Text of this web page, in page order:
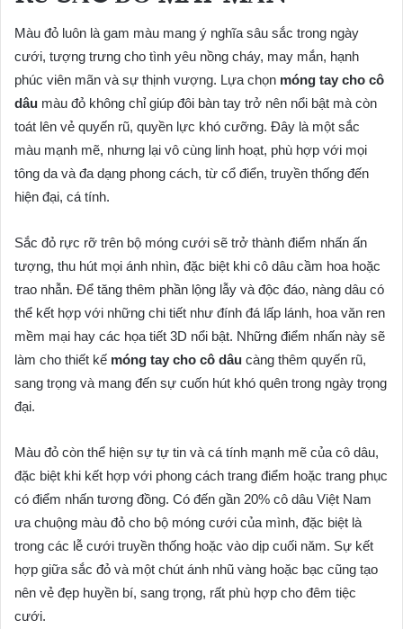
Màu đỏ luôn là gam màu mang ý nghĩa sâu sắc trong ngày
cưới, tượng trưng cho tình yêu nồng cháy, may mắn, hạnh
phúc viên mãn và sự thịnh vượng. Lựa chọn móng tay cho cô
dâu màu đỏ không chỉ giúp đôi bàn tay trở nên nổi bật mà còn
toát lên vẻ quyến rũ, quyền lực khó cưỡng. Đây là một sắc
màu mạnh mẽ, nhưng lại vô cùng linh hoạt, phù hợp với mọi
tông da và đa dạng phong cách, từ cổ điển, truyền thống đến
hiện đại, cá tính.
Sắc đỏ rực rỡ trên bộ móng cưới sẽ trở thành điểm nhấn ấn
tượng, thu hút mọi ánh nhìn, đặc biệt khi cô dâu cầm hoa hoặc
trao nhẫn. Để tăng thêm phần lộng lẫy và độc đáo, nàng dâu có
thể kết hợp với những chi tiết như đính đá lấp lánh, hoa văn ren
mềm mại hay các họa tiết 3D nổi bật. Những điểm nhấn này sẽ
làm cho thiết kế móng tay cho cô dâu càng thêm quyến rũ,
sang trọng và mang đến sự cuốn hút khó quên trong ngày trọng
đại.
Màu đỏ còn thể hiện sự tự tin và cá tính mạnh mẽ của cô dâu,
đặc biệt khi kết hợp với phong cách trang điểm hoặc trang phục
có điểm nhấn tương đồng. Có đến gần 20% cô dâu Việt Nam
ưa chuộng màu đỏ cho bộ móng cưới của mình, đặc biệt là
trong các lễ cưới truyền thống hoặc vào dịp cuối năm. Sự kết
hợp giữa sắc đỏ và một chút ánh nhũ vàng hoặc bạc cũng tạo
nên vẻ đẹp huyền bí, sang trọng, rất phù hợp cho đêm tiệc
cưới.